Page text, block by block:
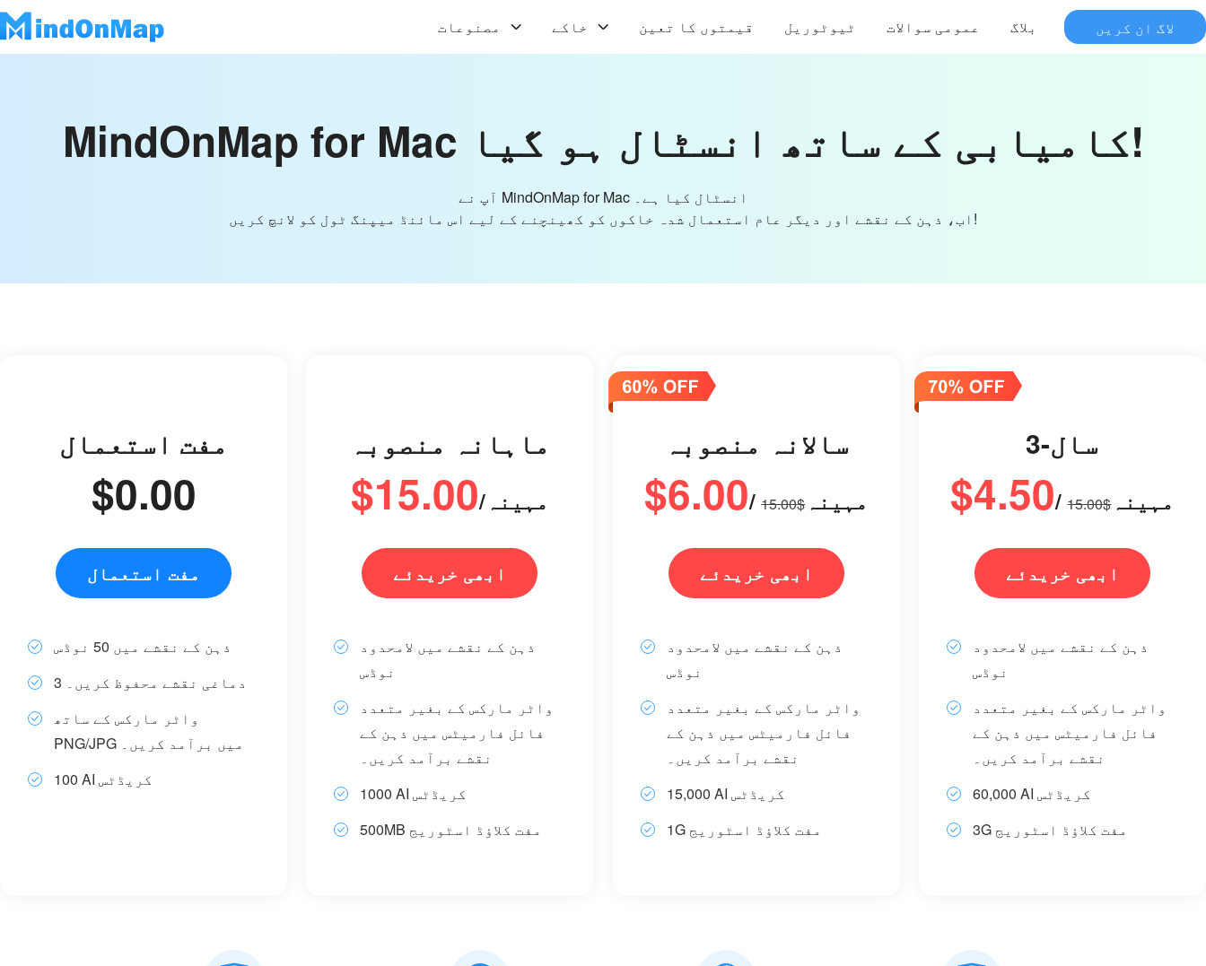
مصنوعات خاکے قیمتوں کا تعین ٹیوٹوریل عمومی سوالات بلاگ لاگ ان کریں
MindOnMap for Mac کامیابی کے ساتھ انسٹال ہو گیا!
آپ نے MindOnMap for Mac انسٹال کیا ہے۔
اب، ذہن کے نقشے اور دیگر عام استعمال شدہ خاکوں کو کھینچنے کے لیے اس مائنڈ میپنگ ٹول کو لانچ کریں!
مفت استعمال
$0.00
مفت استعمال
ذہن کے نقشے میں 50 نوڈس
3 دماغی نقشے محفوظ کریں۔
واٹر مارکس کے ساتھ
PNG/JPG میں برآمد کریں۔
100 AI کریڈٹس
ماہانہ منصوبہ
$15.00 /مہینہ
ابھی خریدئے
ذہن کے نقشے میں لامحدود
نوڈس
واٹر مارکس کے بغیر متعدد
فائل فارمیٹس میں ذہن کے
نقشے برآمد کریں۔
1000 AI کریڈٹس
500MB مفت کلاؤڈ اسٹوریج
سالانہ منصوبہ
$6.00 /مہینہ$15.00
ابھی خریدئے
ذہن کے نقشے میں لامحدود
نوڈس
واٹر مارکس کے بغیر متعدد
فائل فارمیٹس میں ذہن کے
نقشے برآمد کریں۔
15,000 AI کریڈٹس
1G مفت کلاؤڈ اسٹوریج
3-سال
$4.50 /مہینہ$15.00
ابھی خریدئے
ذہن کے نقشے میں لامحدود
نوڈس
واٹر مارکس کے بغیر متعدد
فائل فارمیٹس میں ذہن کے
نقشے برآمد کریں۔
60,000 AI کریڈٹس
3G مفت کلاؤڈ اسٹوریج